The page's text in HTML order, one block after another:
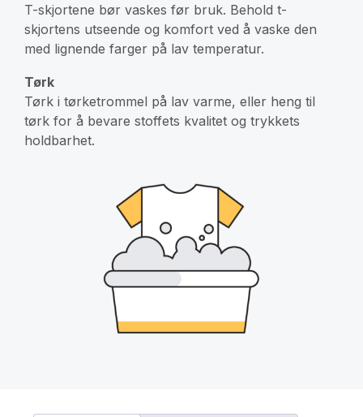
T-skjortene bør vaskes før bruk. Behold t-
skjortens utseende og komfort ved å vaske den
med lignende farger på lav temperatur.
Tørk
Tørk i tørketrommel på lav varme, eller heng til
tørk for å bevare stoffets kvalitet og trykkets
holdbarhet.